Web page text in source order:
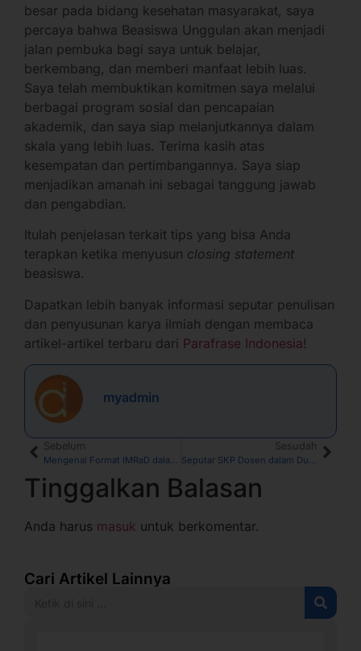
besar pada bidang kesehatan masyarakat, saya
percaya bahwa Beasiswa Unggulan akan menjadi
jalan pembuka bagi saya untuk belajar,
berkembang, dan memberi manfaat lebih luas.
Saya telah membuktikan komitmen saya melalui
berbagai program sosial dan pencapaian
akademik, dan saya siap melanjutkannya dalam
skala yang lebih luas. Terima kasih atas
kesempatan dan pertimbangannya. Saya siap
menjadikan amanah ini sebagai tanggung jawab
dan pengabdian.
Itulah penjelasan terkait tips yang bisa Anda
terapkan ketika menyusun closing statement
beasiswa.
Dapatkan lebih banyak informasi seputar penulisan
dan penyusunan karya ilmiah dengan membaca
artikel-artikel terbaru dari Parafrase Indonesia!
myadmin
Sebelum
Mengenal Format IMRaD dalam Penulisan Artikel Ilmiah
Sesudah
Seputar SKP Dosen dalam Dunia Akademik
Tinggalkan Balasan
Anda harus masuk untuk berkomentar.
Cari Artikel Lainnya